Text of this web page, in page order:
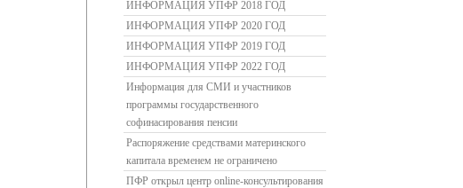
ИНФОРМАЦИЯ УПФР 2018 ГОД
ИНФОРМАЦИЯ УПФР 2020 ГОД
ИНФОРМАЦИЯ УПФР 2019 ГОД
ИНФОРМАЦИЯ УПФР 2022 ГОД
Информация для СМИ и участников
программы государственного
софинасирования пенсии
Распоряжение средствами материнского
капитала временем не ограничено
ПФР открыл центр online-консультирования